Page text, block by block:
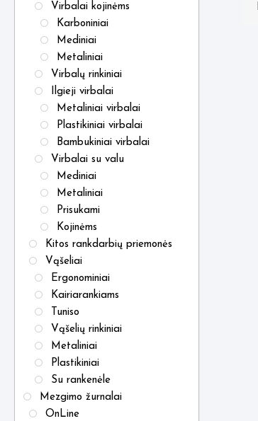
Virbalai kojinėms
Karboniniai
Mediniai
Metaliniai
Virbalų rinkiniai
Ilgieji virbalai
Metaliniai virbalai
Plastikiniai virbalai
Bambukiniai virbalai
Virbalai su valu
Mediniai
Metaliniai
Prisukami
Kojinėms
Kitos rankdarbių priemonės
Vąšeliai
Ergonominiai
Kairiarankiams
Tuniso
Vąšelių rinkiniai
Metaliniai
Plastikiniai
Su rankenėle
Mezgimo žurnalai
OnLine